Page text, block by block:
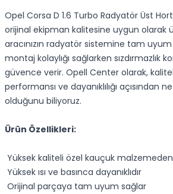
Opel Corsa D 1.6 Turbo Radyatör Üst
orijinal ekipman kalitesine uygun olarak
aracınızın radyatör sistemine tam uyum
montaj kolaylığı sağlarken sızdırmazlık
güvence verir. Opell Center olarak,
performansı ve dayanıklılığı açısından
olduğunu biliyoruz.
Ürün Özellikleri:
Yüksek kaliteli özel kauçuk
Yüksek ısı ve basınca dayanıklıdır
Orijinal parçaya tam uyum sağlar